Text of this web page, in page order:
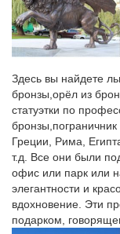
Год Собаки Новинки
станут оберегом
собак –
Фарфоровые
фарфорового
Фарфоровые
2018 года – собака.
Дорогие
Увеличить
Большой.40см гипс
ФАРФОРОВАЯ
Здесь вы найдете
бронзы,орёл из
статуэтки по
Греции, Рима,
т.д. Все они были
офис или парк или
элегантности и
вдохновение. Эти
подарком,